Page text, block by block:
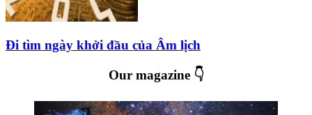
Đi tìm ngày khởi đầu của Âm lịch
Our magazine 👇